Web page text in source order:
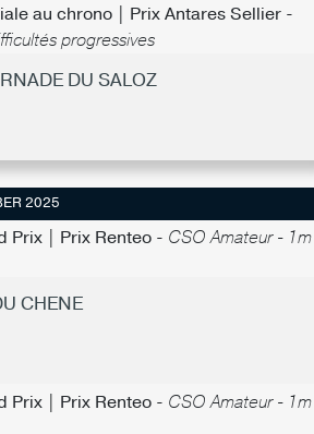
au chrono | Prix Antares Sellier -
progressives
DU SALOZ
2025
Prix | Prix Renteo - CSO Amateur - 1m
CHENE
Prix | Prix Renteo - CSO Amateur - 1m